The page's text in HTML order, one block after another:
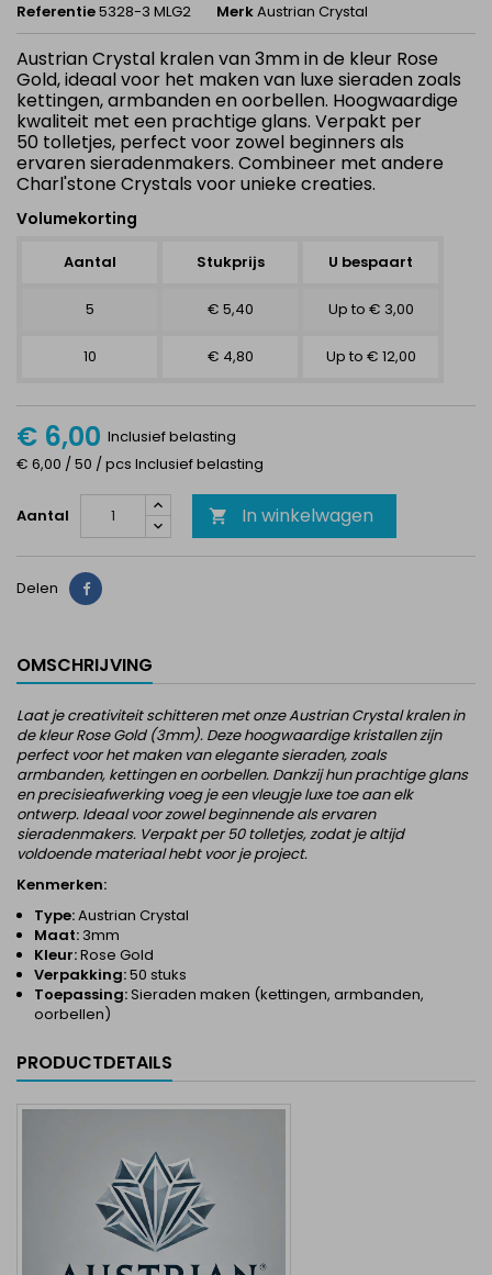
Referentie5328-3 MLG2 MerkAustrian Crystal
Austrian Crystal kralen van 3mm in de kleur Rose
Gold, ideaal voor het maken van luxe sieraden zoals
kettingen, armbanden en oorbellen. Hoogwaardige
kwaliteit met een prachtige glans. Verpakt per
50 tolletjes, perfect voor zowel beginners als
ervaren sieradenmakers. Combineer met andere
Charl'stone Crystals voor unieke creaties.
Volumekorting
Aantal Stukprijs U bespaart
5 € 5,40 Up to € 3,00
10 € 4,80 Up to € 12,00
€ 6,00 Inclusief belasting
€ 6,00 / 50 / pcs Inclusief belasting
Aantal  In winkelwagen
Delen Delen
OMSCHRIJVING
Laat je creativiteit schitteren met onze Austrian Crystal kralen in
de kleur Rose Gold (3mm). Deze hoogwaardige kristallen zijn
perfect voor het maken van elegante sieraden, zoals
armbanden, kettingen en oorbellen. Dankzij hun prachtige glans
en precisieafwerking voeg je een vleugje luxe toe aan elk
ontwerp. Ideaal voor zowel beginnende als ervaren
sieradenmakers. Verpakt per 50 tolletjes, zodat je altijd
voldoende materiaal hebt voor je project.
Kenmerken:
Type:Austrian Crystal
Maat: 3mm
Kleur:Rose Gold
Verpakking:50 stuks
Toepassing:Sieraden maken (kettingen, armbanden,
oorbellen)
PRODUCTDETAILS